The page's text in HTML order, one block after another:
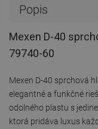
Popis
Mexen D-40
79740-60
Mexen D-40 sprchová
elegantné a funkčné
odolného plastu s
ktorá pridáva luxus